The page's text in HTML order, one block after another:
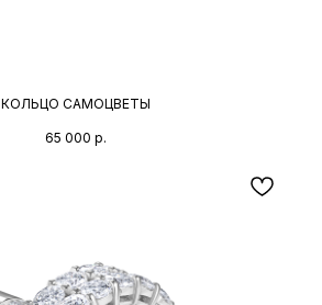
КОЛЬЦО САМОЦВЕТЫ
65 000 р.